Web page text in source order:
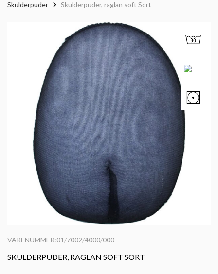
Skulderpuder
Skulderpuder, raglan soft Sort
VARENUMMER:01/7002/4000/000
SKULDERPUDER, RAGLAN SOFT SORT